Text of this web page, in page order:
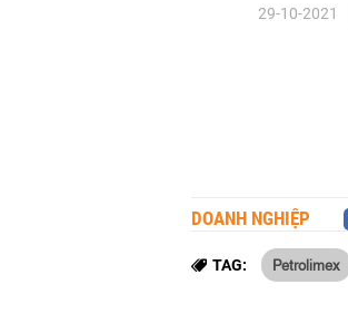
29-10-2021
DOANH NGHIỆP
TAG: Petrolimex